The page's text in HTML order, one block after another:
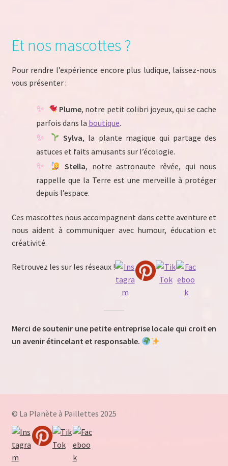
Et nos mascottes ?
Pour rendre l’expérience encore plus ludique, laissez-nous
vous présenter :
Plume, notre petit colibri joyeux, qui se cache
parfois dans la boutique.
Sylva, la plante magique qui partage des
astuces et faits amusants sur l’écologie.
Stella, notre astronaute rêvée, qui nous
rappelle que la Terre est une merveille à protéger
depuis l’espace.
Ces mascottes nous accompagnent dans cette aventure et
nous aident à communiquer avec humour, éducation et
créativité.
Retrouvez les sur les réseaux !
Merci de soutenir une petite entreprise locale qui croit en
un avenir étincelant et responsable.
© La Planète à Paillettes 2025